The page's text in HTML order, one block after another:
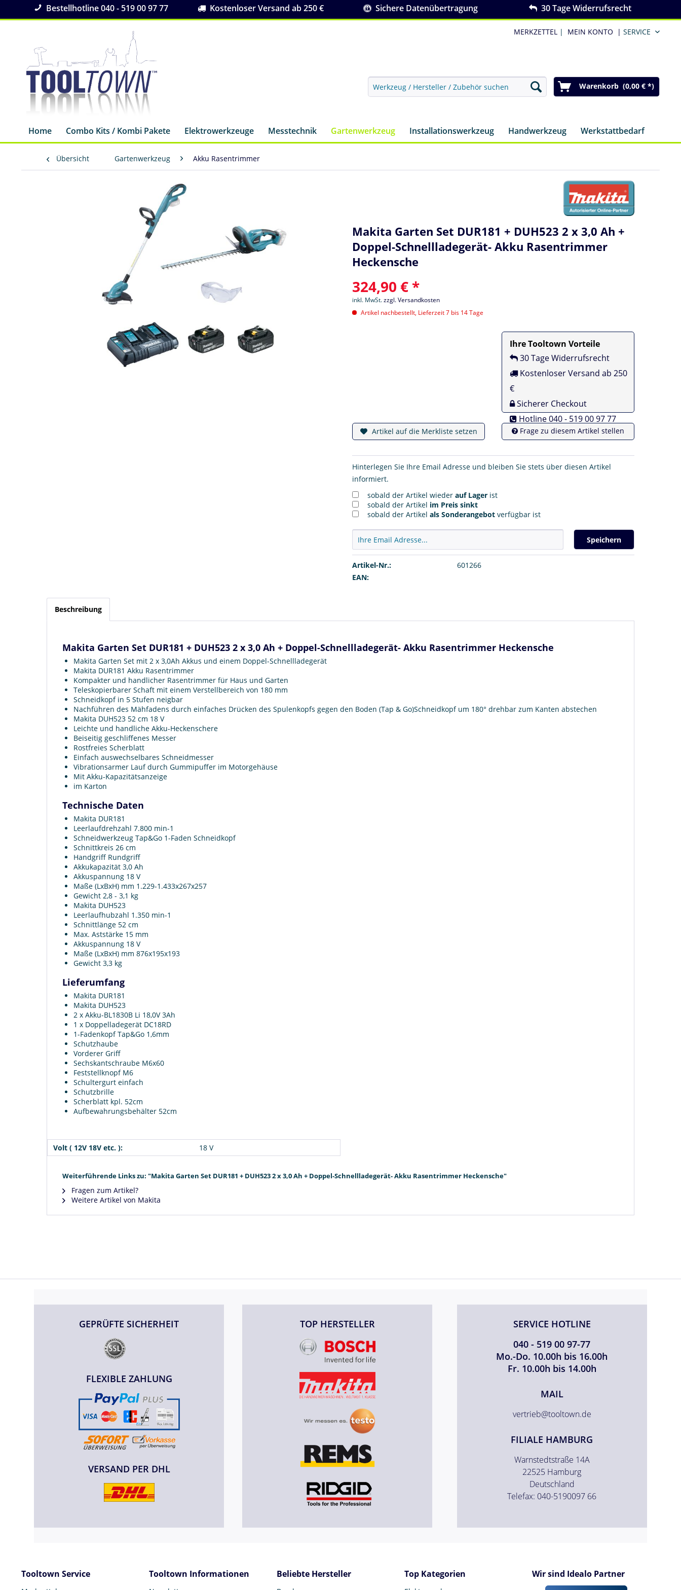
Bestellhotline 040 - 519 00 97 77 Kostenloser Versand ab 250 € Sichere Datenübertragung 30 Tage Widerrufsrecht
MERKZETTEL | MEIN KONTO | SERVICE
Warenkorb (0,00 € *)
Home Combo Kits / Kombi Pakete Elektrowerkzeuge Messtechnik Gartenwerkzeug Installationswerkzeug Handwerkzeug Werkstattbedarf
Übersicht Gartenwerkzeug Akku Rasentrimmer
Makita Garten Set DUR181 + DUH523 2 x 3,0 Ah +
Doppel-Schnellladegerät- Akku Rasentrimmer
Heckensche
324,90 € *
inkl. MwSt.zzgl. Versandkosten
Artikel nachbestellt, Lieferzeit 7 bis 14 Tage
Ihre Tooltown Vorteile
30 Tage Widerrufsrecht
Kostenloser Versand ab 250
€
Sicherer Checkout
Hotline 040 - 519 00 97 77
Artikel auf die Merkliste setzen Frage zu diesem Artikel stellen
Hinterlegen Sie Ihre Email Adresse und bleiben Sie stets über diesen Artikel
informiert.
sobald der Artikel wiederauf Lager ist
sobald der Artikel im Preis sinkt
sobald der Artikelals Sonderangebot verfügbar ist
Speichern
Artikel-Nr.:
601266
EAN:
Beschreibung
Makita Garten Set DUR181 + DUH523 2 x 3,0 Ah + Doppel-Schnellladegerät- Akku Rasentrimmer Heckensche
Makita Garten Set mit 2 x 3,0Ah Akkus und einem Doppel-Schnellladegerät
Makita DUR181 Akku Rasentrimmer
Kompakter und handlicher Rasentrimmer für Haus und Garten
Teleskopierbarer Schaft mit einem Verstellbereich von 180 mm
Schneidkopf in 5 Stufen neigbar
Nachführen des Mähfadens durch einfaches Drücken des Spulenkopfs gegen den Boden (Tap & Go)Schneidkopf um 180° drehbar zum Kanten abstechen
Makita DUH523 52 cm 18 V
Leichte und handliche Akku-Heckenschere
Beiseitig geschliffenes Messer
Rostfreies Scherblatt
Einfach auswechselbares Schneidmesser
Vibrationsarmer Lauf durch Gummipuffer im Motorgehäuse
Mit Akku-Kapazitätsanzeige
im Karton
Technische Daten
Makita DUR181
Leerlaufdrehzahl 7.800 min-1
Schneidwerkzeug Tap&Go 1-Faden Schneidkopf
Schnittkreis 26 cm
Handgriff Rundgriff
Akkukapazität 3,0 Ah
Akkuspannung 18 V
Maße (LxBxH) mm 1.229-1.433x267x257
Gewicht 2,8 - 3,1 kg
Makita DUH523
Leerlaufhubzahl 1.350 min-1
Schnittlänge 52 cm
Max. Aststärke 15 mm
Akkuspannung 18 V
Maße (LxBxH) mm 876x195x193
Gewicht 3,3 kg
Lieferumfang
Makita DUR181
Makita DUH523
2 x Akku-BL1830B Li 18,0V 3Ah
1 x Doppelladegerät DC18RD
1-Fadenkopf Tap&Go 1,6mm
Schutzhaube
Vorderer Griff
Sechskantschraube M6x60
Feststellknopf M6
Schultergurt einfach
Schutzbrille
Scherblatt kpl. 52cm
Aufbewahrungsbehälter 52cm
Volt ( 12V 18V etc. ): 18 V
Weiterführende Links zu: "Makita Garten Set DUR181 + DUH523 2 x 3,0 Ah + Doppel-Schnellladegerät- Akku Rasentrimmer Heckensche"
Fragen zum Artikel?
Weitere Artikel von Makita
GEPRÜFTE SICHERHEIT
FLEXIBLE ZAHLUNG
VERSAND PER DHL
TOP HERSTELLER
SERVICE HOTLINE
040 - 519 00 97-77
Mo.-Do. 10.00h bis 16.00h
Fr. 10.00h bis 14.00h
MAIL
vertrieb@tooltown.de
FILIALE HAMBURG
Warnstedtstraße 14A
22525 Hamburg
Deutschland
Telefax: 040-5190097 66
Tooltown Service Tooltown Informationen Beliebte Hersteller Top Kategorien Wir sind Idealo Partner